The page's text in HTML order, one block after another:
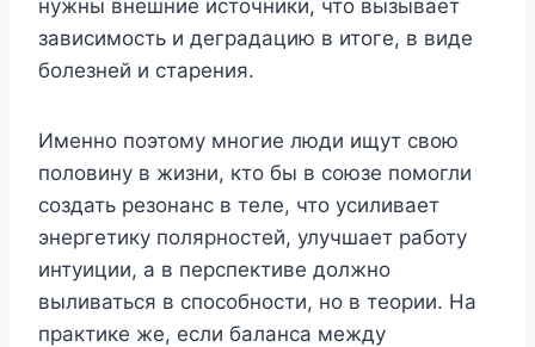
нужны внешние источники, что вызывает
зависимость и деградацию в итоге, в виде
болезней и старения.
Именно поэтому многие люди ищут свою
половину в жизни, кто бы в союзе помогли
создать резонанс в теле, что усиливает
энергетику полярностей, улучшает работу
интуиции, а в перспективе должно
выливаться в способности, но в теории. На
практике же, если баланса между